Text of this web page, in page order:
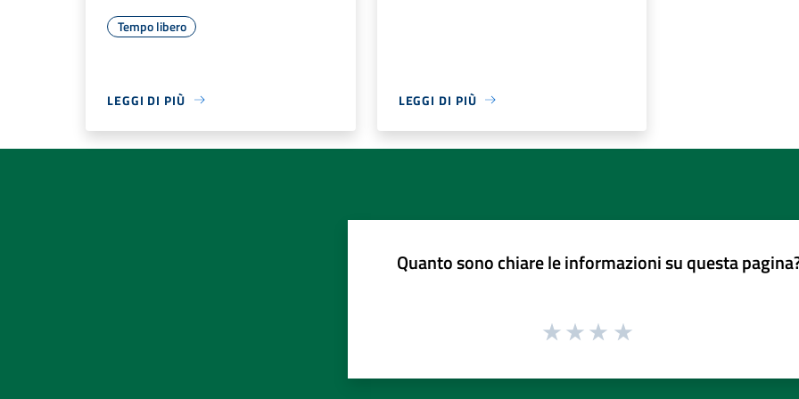
Tempo libero
LEGGI DI PIÙ LEGGI DI PIÙ
Quanto sono chiare le informazioni su questa